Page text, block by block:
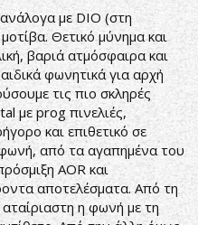
με DIO (στη
Θετικό μύνημα και
βαριά ατμόσφαιρα και
φωνητικά για αρχή
τις πιο σκληρές
με prog πινελιές,
και επιθετικό σε
από τα αγαπημένα του
AOR και
αποτελέσματα. Από τη
αταίριαστη η φωνή με τη